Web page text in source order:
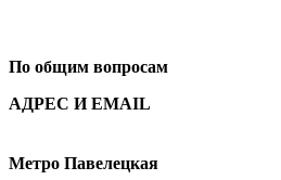
По общим вопросам
АДРЕС И EMAIL
Метро Павелецкая